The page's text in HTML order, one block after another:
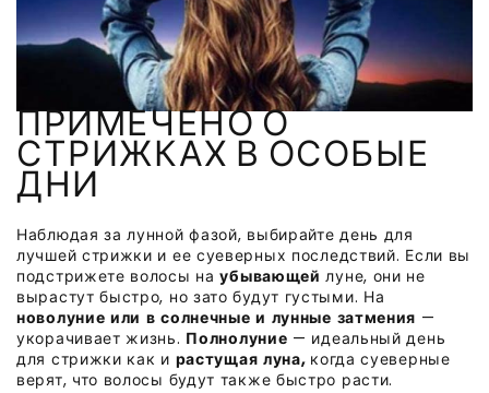
ПРИМЕЧЕНО О
СТРИЖКАХ В ОСОБЫЕ
ДНИ
Наблюдая за лунной фазой, выбирайте день для
лучшей стрижки и ее суеверных последствий. Если вы
подстрижете волосы наубывающей луне, они не
вырастут быстро, но зато будут густыми. На
новолуние или в солнечные и лунные затмения —
укорачивает жизнь. Полнолуние — идеальный день
для стрижки как и растущая луна,когда суеверные
верят, что волосы будут также быстро расти.